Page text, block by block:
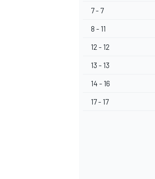
7 - 7
8 - 11
12 - 12
13 - 13
14 - 16
17 - 17